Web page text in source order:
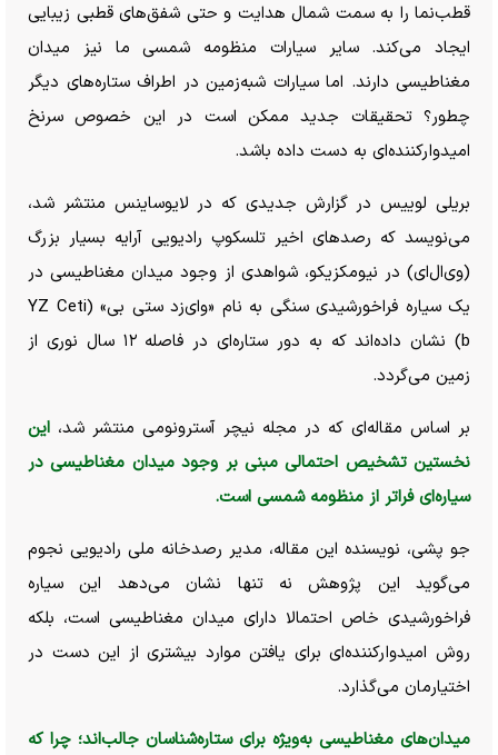
قطب‌نما را به سمت شمال هدایت و حتی شفق‌های قطبی زیبایی
ایجاد می‌کند. سایر سیارات منظومه شمسی ما نیز میدان
مغناطیسی دارند. اما سیارات شبه‌زمین در اطراف ستاره‌های دیگر
چطور؟ تحقیقات جدید ممکن است در این خصوص سرنخ
امیدوارکننده‌ای به دست داده باشد.
بریلی لوییس در گزارش جدیدی که در لایوساینس منتشر شد،
می‌نویسد که رصد‌های اخیر تلسکوپ رادیویی آرایه بسیار بزرگ
(وی‌ال‌ای) در نیومکزیکو، شواهدی از وجود میدان مغناطیسی در
یک سیاره فراخورشیدی سنگی به نام «وای‌زد ستی بی» (YZ Ceti
b) نشان داده‌اند که به دور ستاره‌ای در فاصله ۱۲ سال نوری از
زمین می‌گردد.
بر اساس مقاله‌ای که در مجله نیچر آسترونومی منتشر شد، این
نخستین تشخیص احتمالی مبنی بر وجود میدان مغناطیسی در
سیاره‌ای فراتر از منظومه شمسی است.
جو پشی، نویسنده این مقاله، مدیر رصدخانه ملی رادیویی نجوم
می‌گوید این پژوهش نه تنها نشان می‌دهد این سیاره
فراخورشیدی خاص احتمالا دارای میدان مغناطیسی است، بلکه
روش امیدوارکننده‌ای برای یافتن موارد بیشتری از این دست در
اختیارمان می‌گذارد.
میدان‌های مغناطیسی به‌ویژه برای ستاره‌شناسان جالب‌اند؛ چرا که